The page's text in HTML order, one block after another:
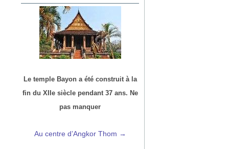
Le temple Bayon a été construit à la
fin du XIIe siècle pendant 37 ans. Ne
pas manquer
Au centre d’Angkor Thom →